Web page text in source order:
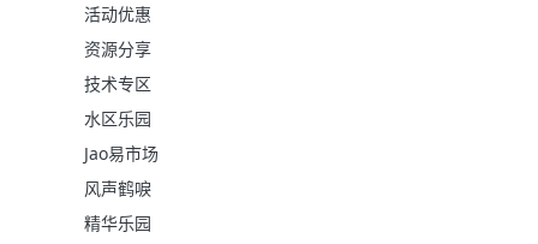
活动优惠
资源分享
技术专区
水区乐园
Jao易市场
风声鹤唳
精华乐园